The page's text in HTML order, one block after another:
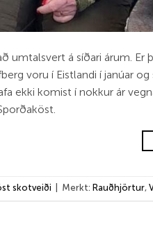
um­tals­vert á síðari árum. Er
voru í Eistlandi í janú­ar
ekki kom­ist í nokk­ur ár
skotveiði Merkt: Rauðhjörtur,